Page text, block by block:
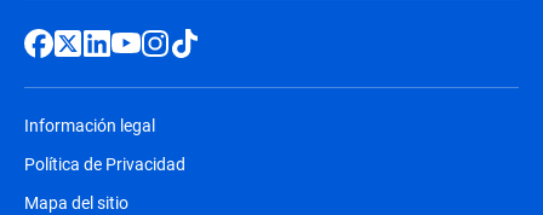
Información legal
Política de Privacidad
Mapa del sitio